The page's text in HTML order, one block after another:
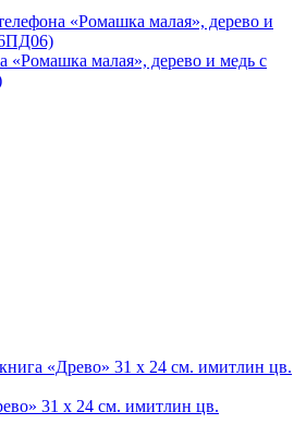
«Ромашка малая», дерево и медь с
31 х 24 см. имитлин цв.